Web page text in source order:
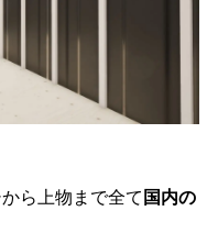
ら上物まで全て 国内の